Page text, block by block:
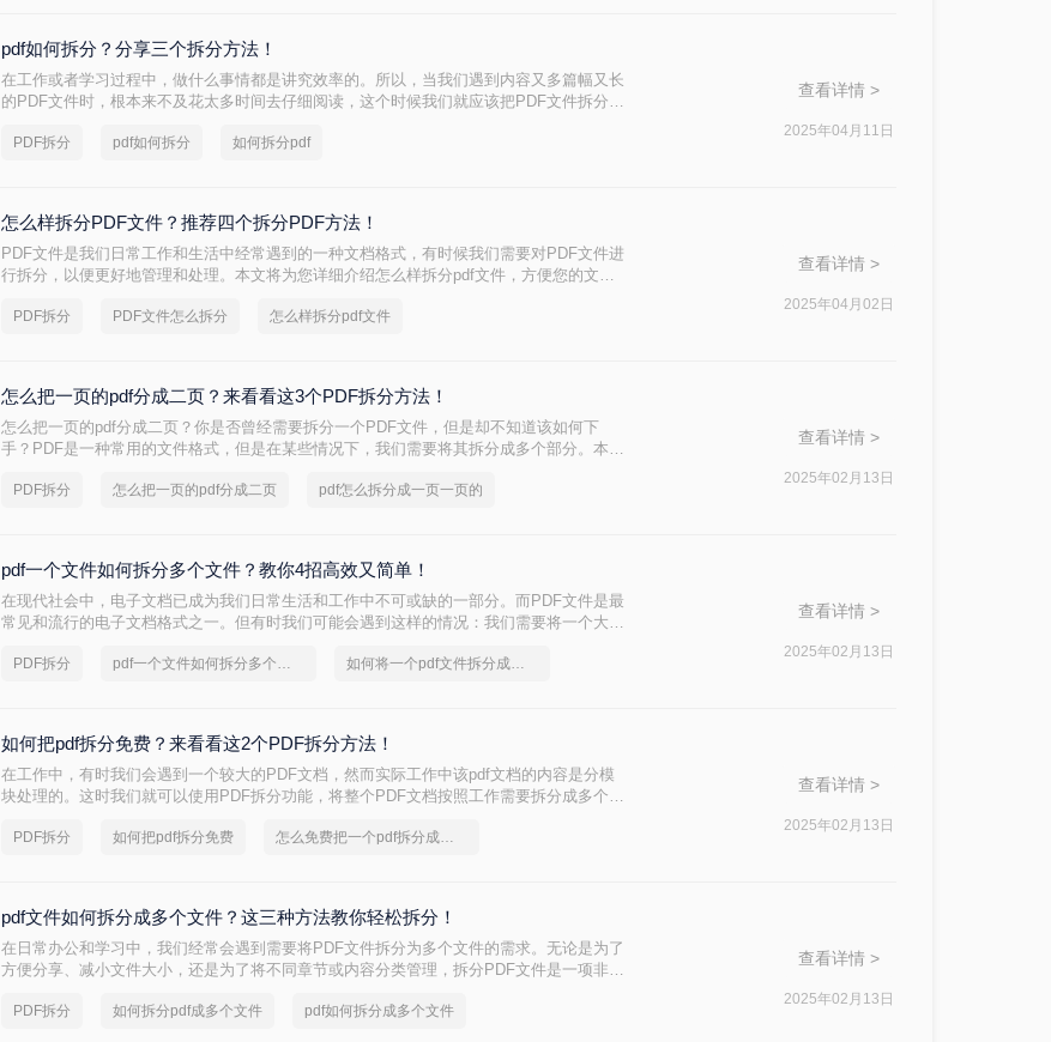
pdf如何拆分？分享三个拆分方法！
在工作或者学习过程中，做什么事情都是讲究效率的。所以，当我们遇到内容又多篇幅又长
的PDF文件时，根本来不及花太多时间去仔细阅读，这个时候我们就应该把PDF文件拆分成
今天我就推荐三个实用的方法来教你pdf如何拆分，让你快速提高文件处理效率。
PDF拆分 pdf如何拆分 如何拆分pdf
查看详情 >
2025年04月11日
怎么样拆分PDF文件？推荐四个拆分PDF方法！
PDF文件是我们日常工作和生活中经常遇到的一种文档格式，有时候我们需要对PDF文件进
行拆分，以便更好地管理和处理。本文将为您详细介绍怎么样拆分pdf文件，方便您的文档
PDF拆分 PDF文件怎么拆分 怎么样拆分pdf文件
查看详情 >
2025年04月02日
怎么把一页的pdf分成二页？来看看这3个PDF拆分方法！
怎么把一页的pdf分成二页？你是否曾经需要拆分一个PDF文件，但是却不知道该如何下
手？PDF是一种常用的文件格式，但是在某些情况下，我们需要将其拆分成多个部分。本文
PDF拆分 怎么把一页的pdf分成二页 pdf怎么拆分成一页一页的
查看详情 >
2025年02月13日
pdf一个文件如何拆分多个文件？教你4招高效又简单！
在现代社会中，电子文档已成为我们日常生活和工作中不可或缺的一部分。而PDF文件是最
常见和流行的电子文档格式之一。但有时我们可能会遇到这样的情况：我们需要将一个大型
拆分多个文件呢？下面我将为您详细介绍几种简单有效的方法。
PDF拆分 pdf一个文件如何拆分多个文件 如何将一个pdf文件拆分成多个
查看详情 >
2025年02月13日
如何把pdf拆分免费？来看看这2个PDF拆分方法！
在工作中，有时我们会遇到一个较大的PDF文档，然而实际工作中该pdf文档的内容是分模
块处理的。这时我们就可以使用PDF拆分功能，将整个PDF文档按照工作需要拆分成多个
免费方法，希望能给读者的工作带来方便。
PDF拆分 如何把pdf拆分免费 怎么免费把一个pdf拆分成多个
查看详情 >
2025年02月13日
pdf文件如何拆分成多个文件？这三种方法教你轻松拆分！
在日常办公和学习中，我们经常会遇到需要将PDF文件拆分为多个文件的需求。无论是为了
方便分享、减小文件大小，还是为了将不同章节或内容分类管理，拆分PDF文件是一项非常
松拆分PDF文件。
PDF拆分 如何拆分pdf成多个文件 pdf如何拆分成多个文件
查看详情 >
2025年02月13日